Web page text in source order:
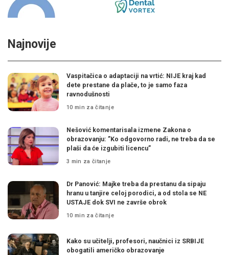
Najnovije
Vaspitačica o adaptaciji na vrtić: NIJE kraj kad
dete prestane da plače, to je samo faza
ravnodušnosti
10 min za čitanje
Nešović komentarisala izmene Zakona o
obrazovanju: ”Ko odgovorno radi, ne treba da se
plaši da će izgubiti licencu”
3 min za čitanje
Dr Panović: Majke treba da prestanu da sipaju
hranu u tanjire celoj porodici, a od stola se NE
USTAJE dok SVI ne završe obrok
10 min za čitanje
Kako su učitelji, profesori, naučnici iz SRBIJE
obogatili američko obrazovanje